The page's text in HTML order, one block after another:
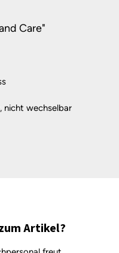
Care"
nicht wechselbar
Artikel?